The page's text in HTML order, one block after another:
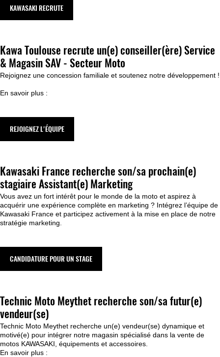
KAWASAKI RECRUTE
Kawa Toulouse recrute un(e) conseiller(ère) Service
& Magasin SAV - Secteur Moto
Rejoignez une concession familiale et soutenez notre développement !
En savoir plus :
REJOIGNEZ L'ÉQUIPE
Kawasaki France recherche son/sa prochain(e)
stagiaire Assistant(e) Marketing
Vous avez un fort intérêt pour le monde de la moto et aspirez à
acquérir une expérience complète en marketing ? Intégrez l’équipe de
Kawasaki France et participez activement à la mise en place de notre
stratégie marketing.
CANDIDATURE POUR UN STAGE
Technic Moto Meythet recherche son/sa futur(e)
vendeur(se)
Technic Moto Meythet recherche un(e) vendeur(se) dynamique et
motivé(e) pour intégrer notre magasin spécialisé dans la vente de
motos KAWASAKI, équipements et accessoires.
En savoir plus :